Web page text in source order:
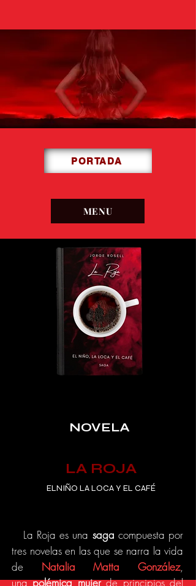
NOVELA
LA ROJA
ELNIÑO LA LOCA Y EL CAFÉ
La Roja es una saga compuesta por
tres novelas en las que se narra la vida
de Natalia Matta González,
unapolémicamujerde principios del
MENU
PORTADA